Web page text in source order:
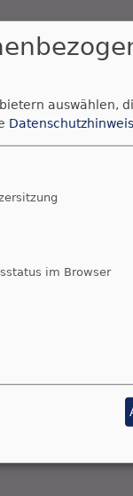
auswählen,
im Browser